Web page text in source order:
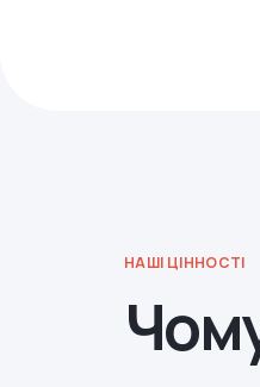
НАШІ ЦІННОСТІ